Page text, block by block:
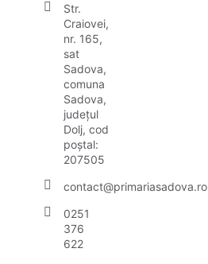
Str.
Craiovei,
nr. 165,
sat
Sadova,
comuna
Sadova,
județul
Dolj, cod
poștal:
207505
contact@primariasadova.ro
0251
376
622